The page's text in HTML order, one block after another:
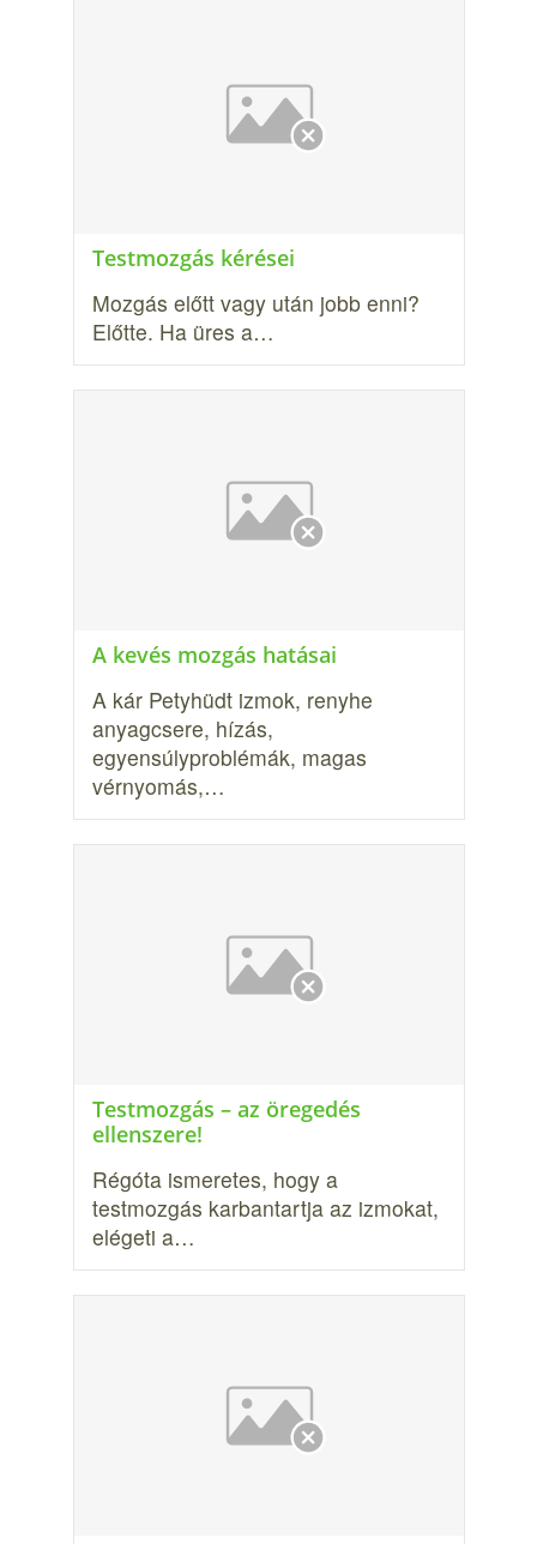
Testmozgás kérései
Mozgás előtt vagy után jobb enni?
Előtte. Ha üres a…
A kevés mozgás hatásai
A kár Petyhüdt izmok, renyhe
anyagcsere, hízás,
egyensúlyproblémák, magas
vérnyomás,…
Testmozgás – az öregedés
ellenszere!
Régóta ismeretes, hogy a
testmozgás karbantartja az izmokat,
elégeti a…